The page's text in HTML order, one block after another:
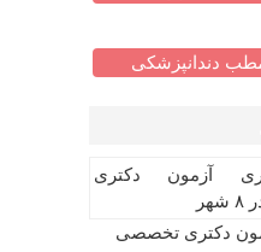
دندانپزشکی
دکتری تخصصی